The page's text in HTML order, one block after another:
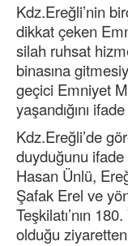
Kdz.Ereğli’nin
dikkat çeken
silah ruhsat
binasına
geçici Emniyet
yaşandığını
Kdz.Ereğli’de
duyduğunu
Hasan Ünlü,
Şafak Erel ve
Teşkilatı’nın
olduğu